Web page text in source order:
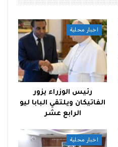
اخبار محلية
رئيس الوزراء يزور
الفاتيكان ويلتقي البابا ليو
الرابع عشر
اخبار محلية